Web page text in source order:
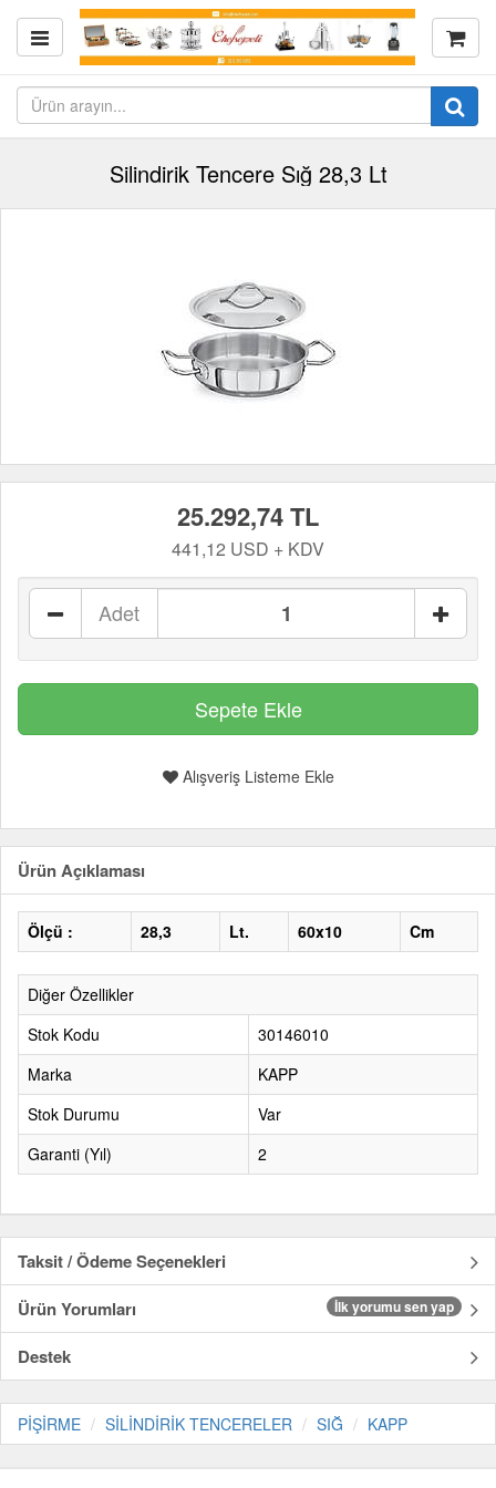
Silindirik Tencere Sığ 28,3 Lt
25.292,74 TL
441,12 USD + KDV
Adet
Alışveriş Listeme Ekle
Ürün Açıklaması
Ölçü : 28,3 Lt. 60x10 Cm
Diğer Özellikler
Stok Kodu
30146010
Marka
KAPP
Stok Durumu
Var
Garanti (Yıl)
2
Taksit / Ödeme Seçenekleri
Ürün Yorumları
İlk yorumu sen yap
Destek
PİŞİRME SİLİNDİRİK TENCERELER SIĞ KAPP